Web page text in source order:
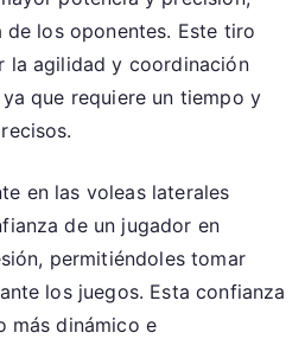
los oponentes. Este tiro
la agilidad y coordinación
que requiere un tiempo y
en las voleas laterales
de un jugador en
permitiéndoles tomar
los juegos. Esta confianza
más dinámico e